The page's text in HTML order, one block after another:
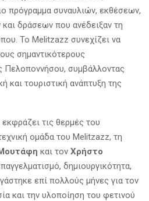
πρόγραμμα συναυλιών, εκθέσεων,
δράσεων που ανέδειξαν τη
Το Melitzazz συνεχίζει να
σημαντικότερους
Πελοποννήσου, συμβάλλοντας
και τουριστική ανάπτυξη της
τις θερμές του
ομάδα του Melitzazz, τη
και τον Χρήστο
δημιουργικότητα,
επί πολλούς μήνες για τον
και την υλοποίηση του φετινού